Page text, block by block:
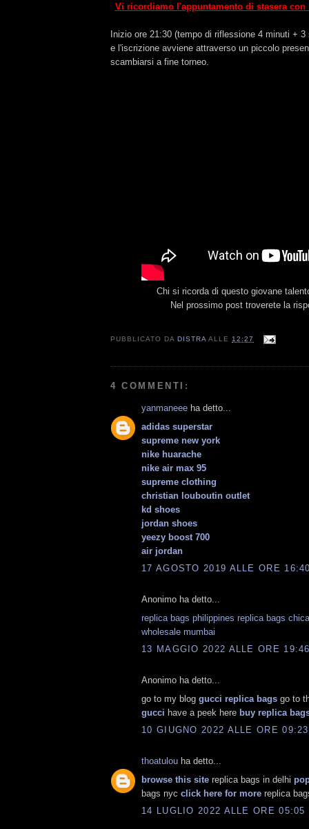
Vi ricordiamo l'appuntamento di stasera con
Inizio ore 21:30 (tempo di riflessione 4 minuti +
e l'iscrizione avviene attraverso un piccolo
scambiarsi a fine torneo.
Chi si ricorda di questo giovane
Nel prossimo post troverete la
PUBBLICATO DA DISTRA ALLE12:27
4 COMMENTI:
yanmaneee ha detto...
adidas superstar
supreme new york
nike huarache
nike air max 95
supreme clothing
christian louboutin outlet
kd shoes
jordan shoes
yeezy boost 700
air jordan
17 AGOSTO 2019 ALLE ORE
Anonimo ha detto...
replica bags philippines replica bags
wholesale mumbai
13 MAGGIO 2022 ALLE ORE
Anonimo ha detto...
go to my blog gucci replica bags go to
gucci have a peek here buy replica
10 GIUGNO 2022 ALLE ORE 09:23
thoatulou ha detto...
browse this site replica bags in delhi
bags nyc click here for more replica
14 LUGLIO 2022 ALLE ORE 05:05